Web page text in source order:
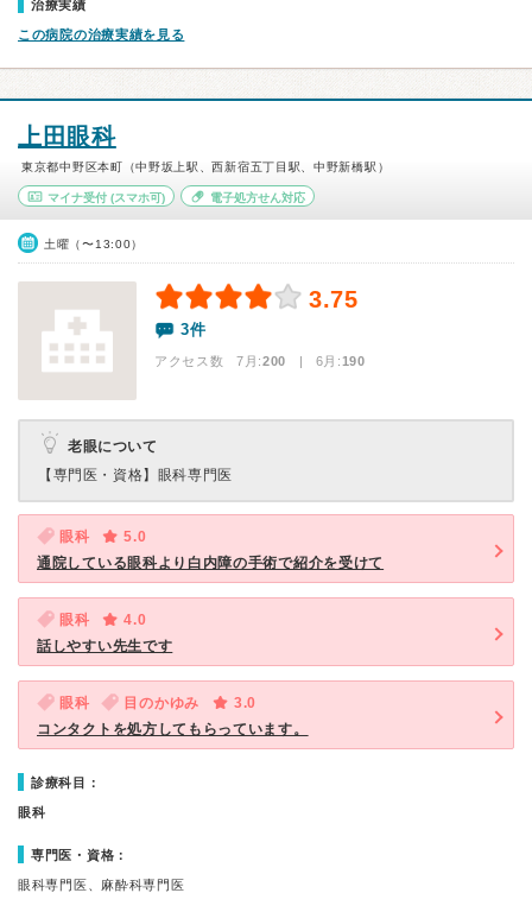
治療実績
この病院の治療実績を見る
上田眼科
東京都中野区本町（中野坂上駅、西新宿五丁目駅、中野新橋駅）
マイナ受付 (スマホ可) 電子処方せん対応
土曜（〜13:00）
3.75
3件
アクセス数 7月:200 | 6月:190
老眼について
【専門医・資格】 眼科専門医
眼科
5.0
通院している眼科より白内障の手術で紹介を受けて
眼科
4.0
話しやすい先生です
眼科 目のかゆみ
3.0
コンタクトを処方してもらっています。
診療科目：
眼科
専門医・資格：
眼科専門医、麻酔科専門医